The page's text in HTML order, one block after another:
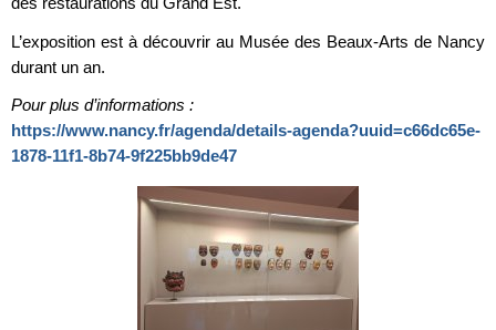
L’exposition est à découvrir au Musée des Beaux-Arts de Nancy
durant un an.
Pour plus d’informations :
https://www.nancy.fr/agenda/details-agenda?uuid=c66dc65e-
1878-11f1-8b74-9f225bb9de47